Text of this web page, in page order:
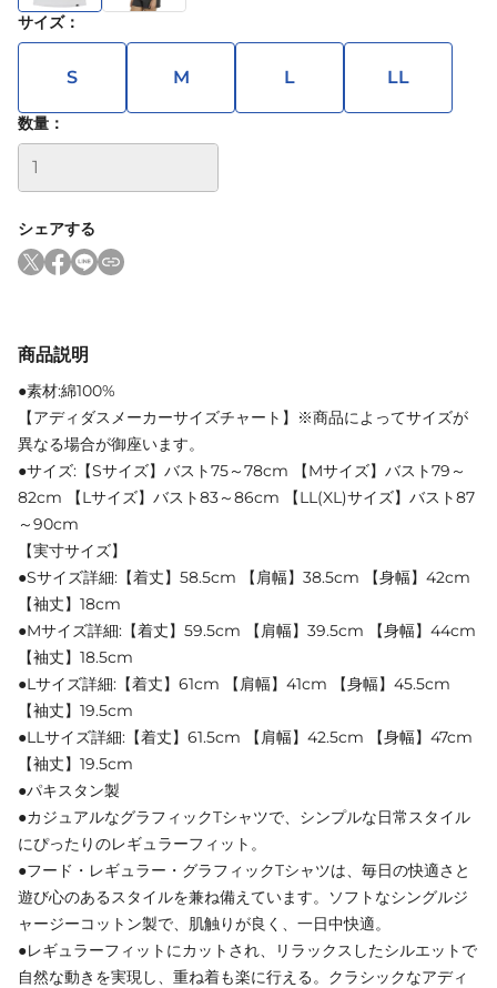
サイズ：
S M L LL
数量：
シェアする
商品説明
●素材:綿100%
【アディダスメーカーサイズチャート】※商品によってサイズが
異なる場合が御座います。
●サイズ:【Sサイズ】バスト75～78cm 【Mサイズ】バスト79～
82cm 【Lサイズ】バスト83～86cm 【LL(XL)サイズ】バスト87
～90cm
【実寸サイズ】
●Sサイズ詳細:【着丈】58.5cm 【肩幅】38.5cm 【身幅】42cm
【袖丈】18cm
●Mサイズ詳細:【着丈】59.5cm 【肩幅】39.5cm 【身幅】44cm
【袖丈】18.5cm
●Lサイズ詳細:【着丈】61cm 【肩幅】41cm 【身幅】45.5cm
【袖丈】19.5cm
●LLサイズ詳細:【着丈】61.5cm 【肩幅】42.5cm 【身幅】47cm
【袖丈】19.5cm
●パキスタン製
●カジュアルなグラフィックTシャツで、シンプルな日常スタイル
にぴったりのレギュラーフィット。
●フード・レギュラー・グラフィックTシャツは、毎日の快適さと
遊び心のあるスタイルを兼ね備えています。ソフトなシングルジ
ャージーコットン製で、肌触りが良く、一日中快適。
●レギュラーフィットにカットされ、リラックスしたシルエットで
自然な動きを実現し、重ね着も楽に行える。クラシックなアディ